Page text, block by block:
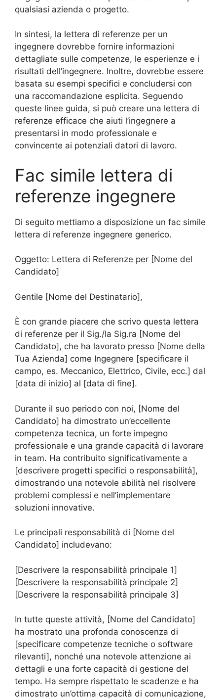
qualsiasi azienda o progetto.
In sintesi, la lettera di referenze per un
ingegnere dovrebbe fornire informazioni
dettagliate sulle competenze, le esperienze e i
risultati dell’ingegnere. Inoltre, dovrebbe essere
basata su esempi specifici e concludersi con
una raccomandazione esplicita. Seguendo
queste linee guida, si può creare una lettera di
referenze efficace che aiuti l’ingegnere a
presentarsi in modo professionale e
convincente ai potenziali datori di lavoro.
Fac simile lettera di
referenze ingegnere
Di seguito mettiamo a disposizione un fac simile
lettera di referenze ingegnere generico.
Oggetto: Lettera di Referenze per [Nome del
Candidato]
Gentile [Nome del Destinatario],
È con grande piacere che scrivo questa lettera
di referenze per il Sig./la Sig.ra [Nome del
Candidato], che ha lavorato presso [Nome della
Tua Azienda] come Ingegnere [specificare il
campo, es. Meccanico, Elettrico, Civile, ecc.] dal
[data di inizio] al [data di fine].
Durante il suo periodo con noi, [Nome del
Candidato] ha dimostrato un’eccellente
competenza tecnica, un forte impegno
professionale e una grande capacità di lavorare
in team. Ha contribuito significativamente a
[descrivere progetti specifici o responsabilità],
dimostrando una notevole abilità nel risolvere
problemi complessi e nell’implementare
soluzioni innovative.
Le principali responsabilità di [Nome del
Candidato] includevano:
[Descrivere la responsabilità principale 1]
[Descrivere la responsabilità principale 2]
[Descrivere la responsabilità principale 3]
In tutte queste attività, [Nome del Candidato]
ha mostrato una profonda conoscenza di
[specificare competenze tecniche o software
rilevanti], nonché una notevole attenzione ai
dettagli e una forte capacità di gestione del
tempo. Ha sempre rispettato le scadenze e ha
dimostrato un’ottima capacità di comunicazione,